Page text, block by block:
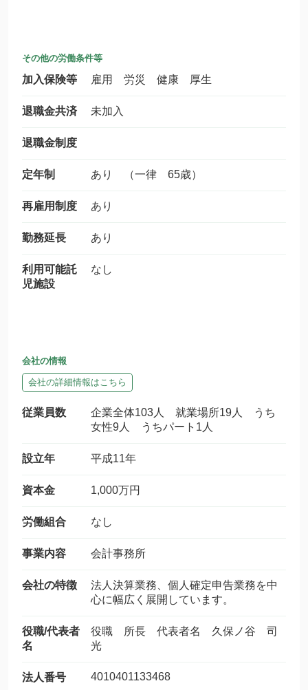
その他の労働条件等
加入保険等 雇用 労災 健康 厚生
退職金共済 未加入
退職金制度
定年制 あり （一律 65歳）
再雇用制度 あり
勤務延長 あり
利用可能託
児施設
なし
会社の情報
会社の詳細情報はこちら
従業員数
企業全体103人 就業場所19人 うち
女性9人 うちパート1人
設立年 平成11年
資本金 1,000万円
労働組合 なし
事業内容 会計事務所
会社の特徴
法人決算業務、個人確定申告業務を中
心に幅広く展開しています。
役職/代表者
名
役職 所長 代表者名 久保ノ谷 司
光
法人番号 4010401133468